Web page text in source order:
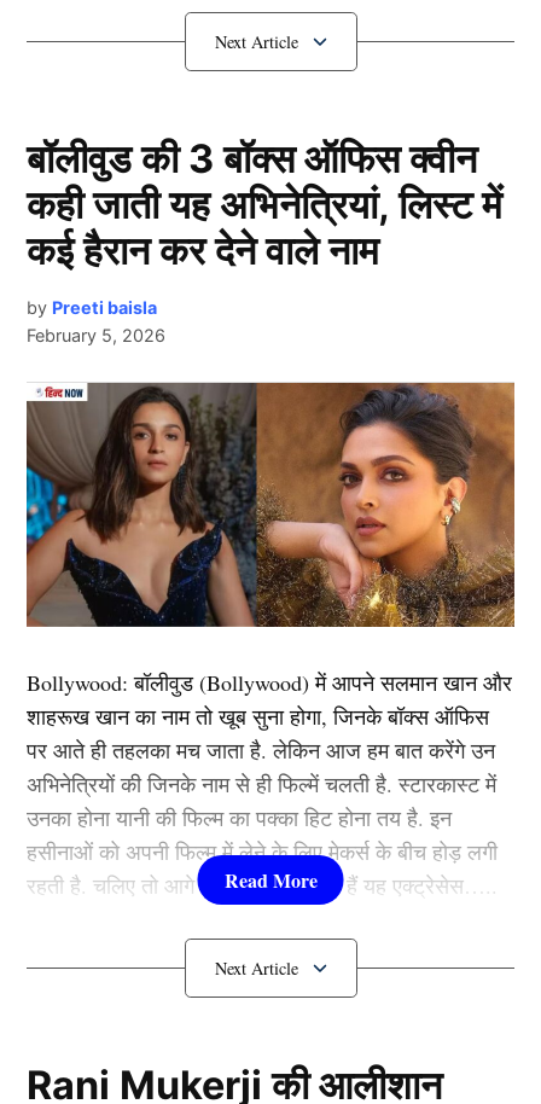
Varun Chakravarthy
33 साल के वरुण चक्रवर्ती (Varun Chakravarthy) ने इंग्लैंड के
खिलाफ तीसरे टी20 में फाइव विकेट हॉल लिया। वे भारतीय
क्रिकेट इतिहास में टी20 इंटरनेशनल में दो बाद फाइव विकेट हॉल
लेने वाले महज तीसरे गेंदबाज हैं। उन्होंने 4 ओवर में केवल 24 रन
खर्च किये हैं इंग्लैंड के 5 खूंखार बल्लेबाजों को आउट किया। वरुण
रन), ब्रायडन कार्स (3), जेमी ओवरटन (0 रन) और जोफ्रा
आर्चर (0 रन) को अपना शिकार बनाया।
यह भी पढ़ें :चैंपियंस ट्रॉफी से पहले टीम इंडिया में मचा हंगामा,
रोहित शर्मा ने सुनील गावस्कर के खिलाफ दर्ज करवाई शिकायत
Varun Chakravarthy ने रचा इतिहास
Next Article
बॉलीवुड की 3 बॉक्स ऑफिस क्वीन
कही जाती यह अभिनेत्रियां, लिस्ट में
कई हैरान कर देने वाले नाम
by Preeti baisla
February 5, 2026
Bollywood:बॉलीवुड (Bollywood)में आपने सलमान खान और
शाहरूख खान का नाम तो खूब सुना होगा, जिनके बॉक्स ऑफिस
पर आते ही तहलका मच जाता है. लेकिन आज हम बात करेंगे उन
अभिनेत्रियों की जिनके नाम से ही फिल्में चलती है. स्टारकास्ट में
उनका होना यानी की फिल्म का पक्का हिट होना तय है. इन
हसीनाओं को अपनी फिल्म में लेने के लिए मेकर्स के बीच होड़ लगी
रहती है. चलिए तो आगे जानते हैं कौन-कौन हैं यह एक्ट्रेसेस…..
कौन हैंBollywood की यह हसीनाएं?
Padukone)
Rani Mukerji की आलीशान